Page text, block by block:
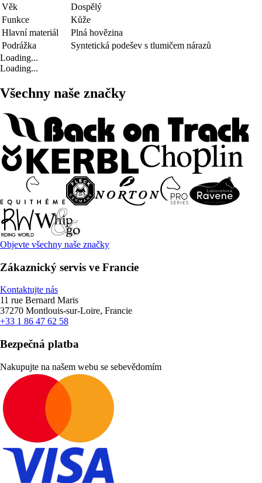
Věk
Dospělý
Funkce
Kůže
Hlavní materiál
Plná hovězina
Podrážka
Syntetická podešev s tlumičem nárazů
Loading...
Loading...
Všechny naše značky
Objevte všechny naše značky
Zákaznický servis ve Francie
Kontaktujte nás
11 rue Bernard Maris
37270 Montlouis-sur-Loire, Francie
+33 1 86 47 62 58
Bezpečná platba
Nakupujte na našem webu se sebevědomím